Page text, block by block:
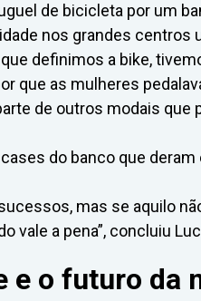
de bicicleta por um
nos grandes centros
definimos a bike,
que as mulheres
de outros modais que
do banco que
mas se aquilo
vale a pena”, concluiu
e o futuro da